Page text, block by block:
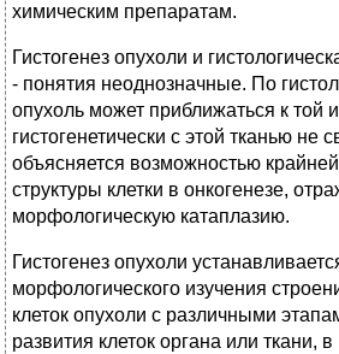
химическим препаратам.
Гистогенез опухоли и
- понятия неоднозначные. По
опухоль может приближаться к той
гистогенетически с этой тканью не
объясняется возможностью
структуры клетки в онкогенезе,
морфологическую катаплазию.
Гистогенез опухоли
морфологического изучения
клеток опухоли с различными
развития клеток органа или ткани,